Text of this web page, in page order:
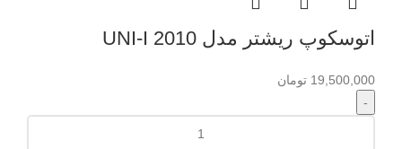
اتوسکوپ ریشتر مدل UNI-I 2010
19,500,000 تومان